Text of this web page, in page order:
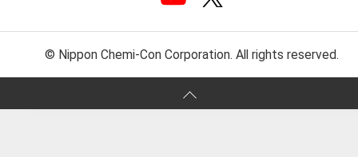
© Nippon Chemi-Con Corporation. All rights reserved.